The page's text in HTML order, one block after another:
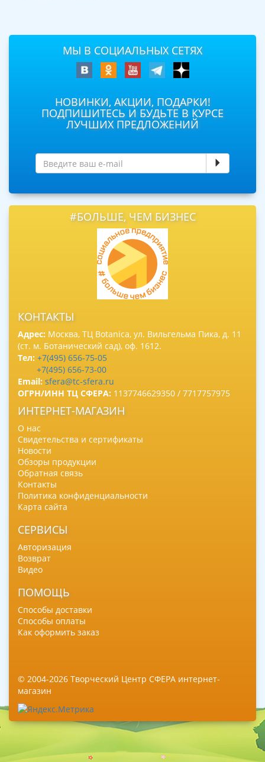
МЫ В СОЦИАЛЬНЫХ СЕТЯХ
НОВИНКИ, АКЦИИ, ПОДАРКИ!
ПОДПИШИТЕСЬ И БУДЬТЕ В КУРСЕ
ЛУЧШИХ ПРЕДЛОЖЕНИЙ
#БОЛЬШЕ, ЧЕМ БИЗНЕС
КОНТАКТЫ
Адрес: Москва, ТЦ Botanica, ул. Вильгельма Пика, д. 11
(ст. м. Ботанический сад), оф. 1612.
Тел: +7(495) 656-75-05
+7(495) 656-73-00
Email: sfera@tc-sfera.ru
ОГРН/ИНН ТЦ СФЕРА: 1137746629350 / 7717757975
ИНТЕРНЕТ-МАГАЗИН
О нас
Свидетельства и сертификаты
Новости
Обзоры продукции
Обратная связь
Контакты
Политика конфиденциальности
Карта сайта
СЕРВИСЫ
Авторизация
Возврат
Видео
ПОМОЩЬ
Способы доставки
Способы оплаты
Как оформить заказ
© 2004-2026 Творческий Центр СФЕРА интернет-
магазин